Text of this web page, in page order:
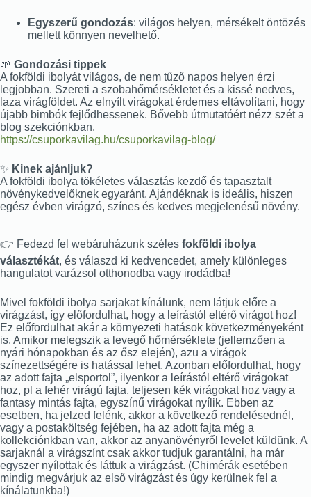
Egyszerű gondozás: világos helyen, mérsékelt öntözés
mellett könnyen nevelhető.
🌱 Gondozási tippek
A fokföldi ibolyát világos, de nem tűző napos helyen érzi
legjobban. Szereti a szobahőmérsékletet és a kissé nedves,
laza virágföldet. Az elnyílt virágokat érdemes eltávolítani, hogy
újabb bimbók fejlődhessenek. Bővebb útmutatóért nézz szét a
blog szekciónkban.
https://csuporkavilag.hu/csuporkavilag-blog/
✨ Kinek ajánljuk?
A fokföldi ibolya tökéletes választás kezdő és tapasztalt
növénykedvelőknek egyaránt. Ajándéknak is ideális, hiszen
egész évben virágzó, színes és kedves megjelenésű növény.
👉 Fedezd fel webáruházunk széles fokföldi ibolya
választékát, és válaszd ki kedvencedet, amely különleges
hangulatot varázsol otthonodba vagy irodádba!
Mivel fokföldi ibolya sarjakat kínálunk, nem látjuk előre a
virágzást, így előfordulhat, hogy a leírástól eltérő virágot hoz!
Ez előfordulhat akár a környezeti hatások következményeként
is. Amikor melegszik a levegő hőmérséklete (jellemzően a
nyári hónapokban és az ősz elején), azu a virágok
színezettségére is hatással lehet. Azonban előfordulhat, hogy
az adott fajta „elsportol”, ilyenkor a leírástól eltérő virágokat
hoz, pl a fehér virágú fajta, teljesen kék virágokat hoz vagy a
fantasy mintás fajta, egyszínű virágokat nyílik. Ebben az
esetben, ha jelzed felénk, akkor a következő rendelésednél,
vagy a postaköltség fejében, ha az adott fajta még a
kollekciónkban van, akkor az anyanövényről levelet küldünk. A
sarjaknál a virágszínt csak akkor tudjuk garantálni, ha már
egyszer nyílottak és láttuk a virágzást. (Chimérák esetében
mindig megvárjuk az első virágzást és úgy kerülnek fel a
kínálatunkba!)